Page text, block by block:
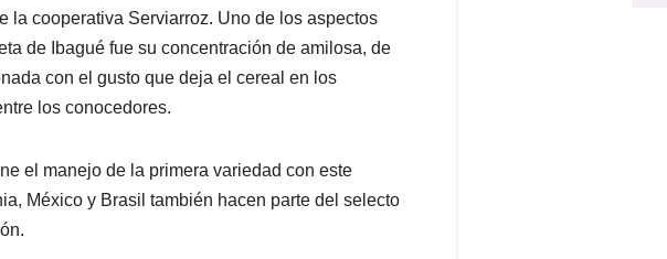
la cooperativa Serviarroz. Uno de los aspectos
de Ibagué fue su concentración de amilosa, de
con el gusto que deja el cereal en los
los conocedores.
el manejo de la primera variedad con este
México y Brasil también hacen parte del selecto